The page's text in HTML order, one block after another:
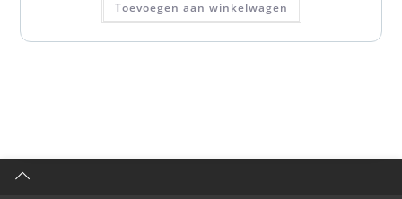
Toevoegen aan winkelwagen